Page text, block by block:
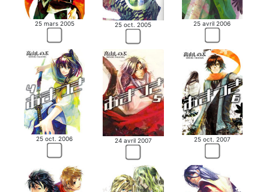
25 mars 2005 25 oct. 2005 25 avril 2006
25 oct. 2006 24 avril 2007 25 oct. 2007